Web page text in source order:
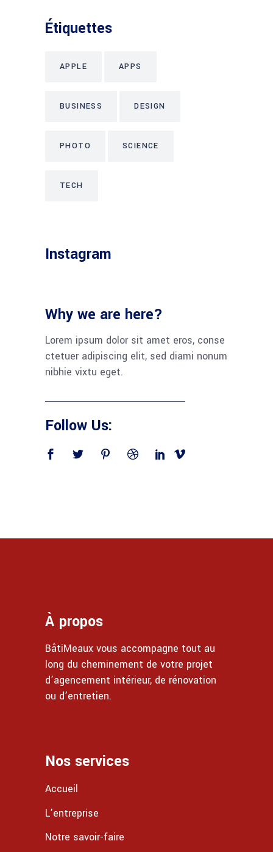
Étiquettes
APPLE APPS
BUSINESS DESIGN
PHOTO SCIENCE
TECH
Instagram
Why we are here?
Lorem ipsum dolor sit amet eros, conse
ctetuer adipiscing elit, sed diami nonum
nibhie vixtu eget.
Follow Us:
À propos
BâtiMeaux vous accompagne tout au
long du cheminement de votre projet
d’agencement intérieur, de rénovation
ou d’entretien.
Nos services
Accueil
L’entreprise
Notre savoir-faire